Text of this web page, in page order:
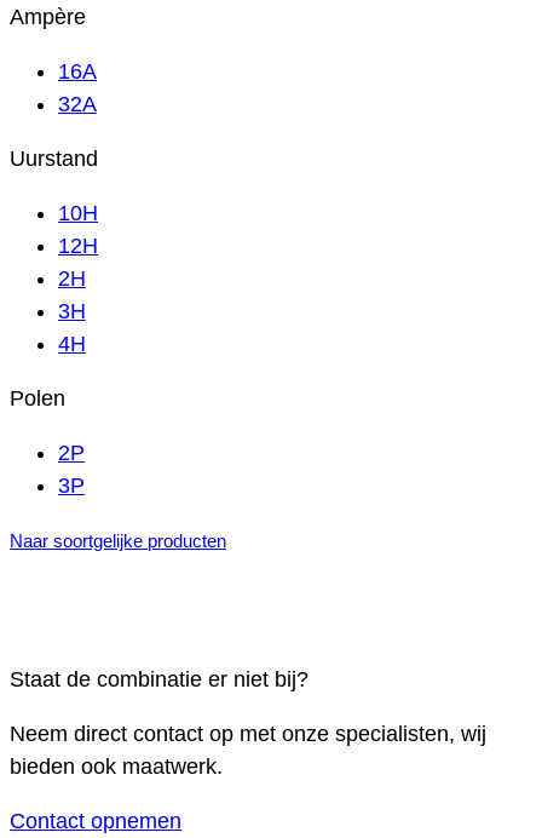
Ampère
16A
32A
Uurstand
10H
12H
2H
3H
4H
Polen
2P
3P
Naar soortgelijke producten
Staat de combinatie er niet bij?
Neem direct contact op met onze specialisten, wij
bieden ook maatwerk.
Contact opnemen